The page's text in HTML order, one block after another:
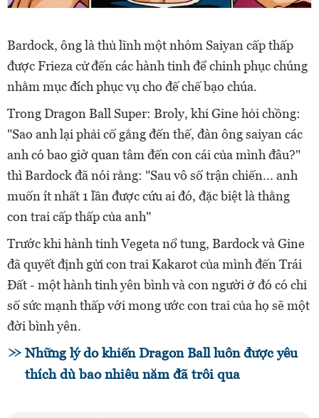
Bardock, ông là thủ lĩnh một nhóm Saiyan cấp thấp
được Frieza cử đến các hành tinh để chinh phục chúng
nhằm mục đích phục vụ cho đế chế bạo chúa.
Trong Dragon Ball Super: Broly, khi Gine hỏi chồng:
"Sao anh lại phải cố gắng đến thế, đàn ông saiyan các
anh có bao giờ quan tâm đến con cái của mình đâu?"
thì Bardock đã nói rằng: "Sau vô số trận chiến... anh
muốn ít nhất 1 lần được cứu ai đó, đặc biệt là thằng
con trai cấp thấp của anh"
Trước khi hành tinh Vegeta nổ tung, Bardock và Gine
đã quyết định gửi con trai Kakarot của mình đến Trái
Đất - một hành tinh yên bình và con người ở đó có chỉ
số sức mạnh thấp với mong ước con trai của họ sẽ một
đời bình yên.
Những lý do khiến Dragon Ball luôn được yêu
thích dù bao nhiêu năm đã trôi qua